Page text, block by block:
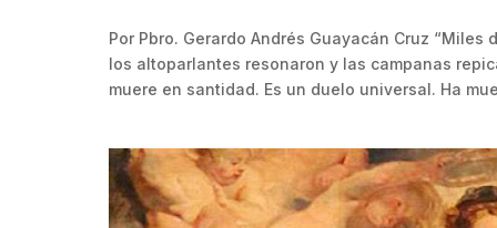
Por Pbro. Gerardo Andrés Guayacán Cruz
los altoparlantes resonaron y las campanas
muere en santidad. Es un duelo universal. Ha